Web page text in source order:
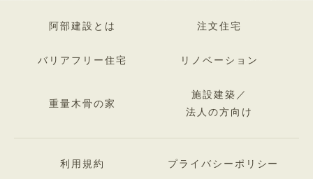
阿部建設とは 注文住宅
バリアフリー住宅 リノベーション
重量木骨の家
施設建築／
法人の方向け
利用規約 プライバシーポリシー